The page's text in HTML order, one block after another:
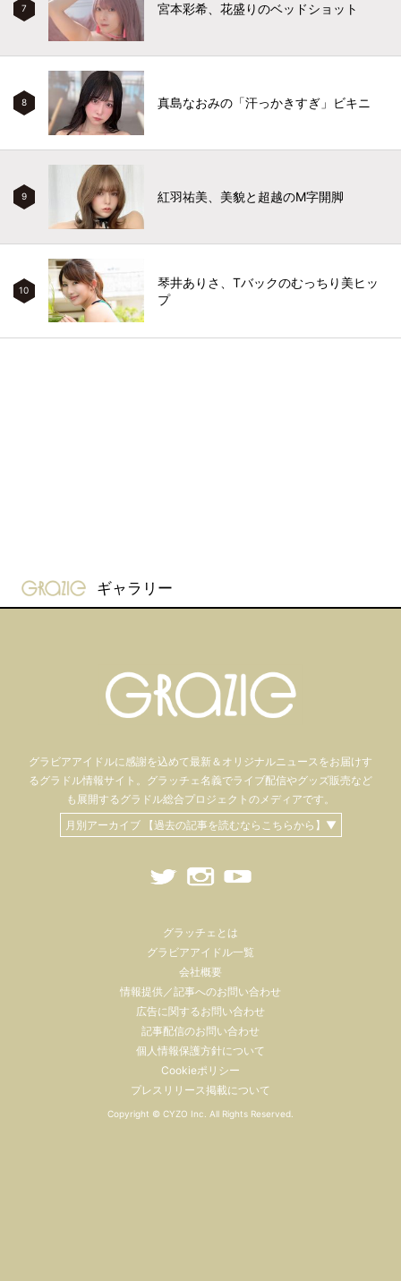
7 宮本彩希、花盛りのベッドショット
8 真島なおみの「汗っかきすぎ」ビキニ
9 紅羽祐美、美貌と超越のM字開脚
10
琴井ありさ、Tバックのむっちり美ヒッ
プ
gravure-grazie
ギャラリー
グラビアアイドルに感謝を込めて最新＆オリジナルニュースをお届けす
るグラドル情報サイト。 グラッチェ名義でライブ配信やグッズ販売など
も 展開するグラドル総合プロジェクトのメディアです。
月別アーカイブ 【過去の記事を読むならこちらから】▼
グラッチェとは
グラビアアイドル一覧
会社概要
情報提供／記事へのお問い合わせ
広告に関するお問い合わせ
記事配信のお問い合わせ
個人情報保護方針について
Cookieポリシー
プレスリリース掲載について
Copyright © CYZO Inc. All Rights Reserved.